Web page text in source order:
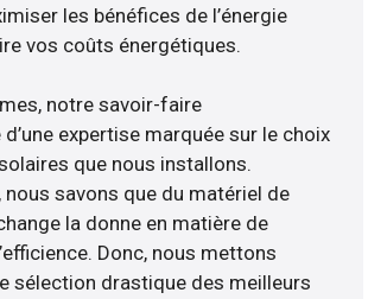
les bénéfices de l’énergie
vos coûts énergétiques.
notre savoir-faire
d’une expertise marquée sur le choix
que nous installons.
savons que du matériel de
la donne en matière de
Donc, nous mettons
sélection drastique des meilleurs